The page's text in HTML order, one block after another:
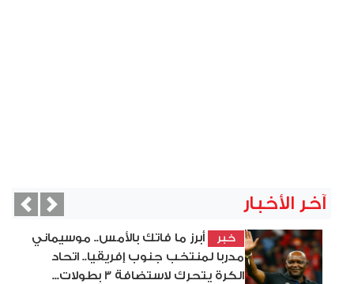
آخر الأخبار
خبر
أبرز ما فاتك بالأمس.. موسيماني
مدربا لمنتخب جنوب إفريقيا.. اتحاد
الكرة يتحرك لاستضافة 3 بطولات...
Next